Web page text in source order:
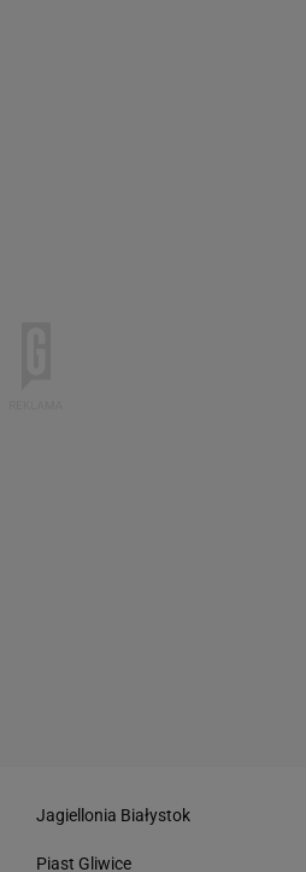
Jagiellonia Białystok
Piast Gliwice